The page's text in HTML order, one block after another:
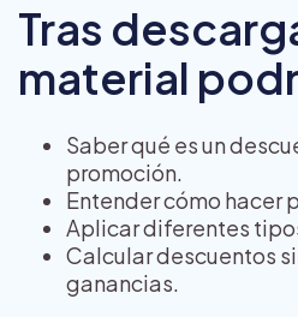
Tras
material
Saber qué es un
promoción.
Entender cómo hacer
Aplicar diferentes
Calcular descuentos
ganancias.